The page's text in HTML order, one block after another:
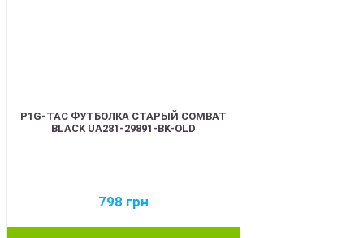
P1G-TAC ФУТБОЛКА СТАРЫЙ COMBAT
BLACK UA281-29891-BK-OLD
798 грн